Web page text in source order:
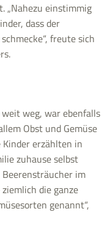
„Nahezu einstimmig
dass der
freute sich
weg, war ebenfalls
Obst und Gemüse
erzählten in
zuhause selbst
Beerensträucher im
die ganze
genannt“,